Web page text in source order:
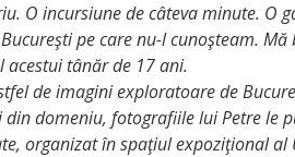
O incursiune de câteva minute. O
pe care nu-l cunoşteam.
acestui tânăr de 17 ani.
de imagini exploratoare de
domeniu, fotografiile lui Petre le
organizat în spaţiul expoziţional